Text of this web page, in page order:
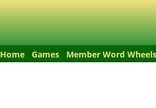
Home Games Member Word Wheels